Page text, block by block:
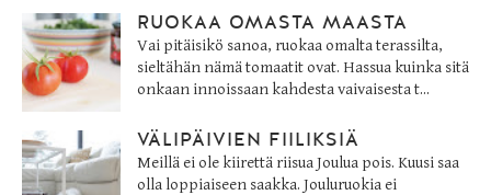
RUOKAA OMASTA MAASTA
Vai pitäisikö sanoa, ruokaa omalta terassilta,
sieltähän nämä tomaatit ovat. Hassua kuinka sitä
onkaan innoissaan kahdesta vaivaisesta t...
VÄLIPÄIVIEN FIILIKSIÄ
Meillä ei ole kiirettä riisua Joulua pois. Kuusi saa
olla loppiaiseen saakka. Jouluruokia ei